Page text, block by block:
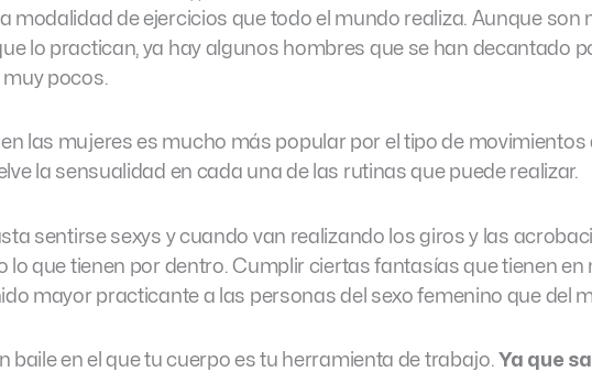
modalidad de ejercicios que todo el mundo realiza. Aunque son
lo practican, ya hay algunos hombres que se han decantado
pocos.
las mujeres es mucho más popular por el tipo de movimientos
la sensualidad en cada una de las rutinas que puede realizar.
sentirse sexys y cuando van realizando los giros y las
lo que tienen por dentro. Cumplir ciertas fantasías que tienen en
mayor practicante a las personas del sexo femenino que del
baile en el que tu cuerpo es tu herramienta de trabajo. Ya que